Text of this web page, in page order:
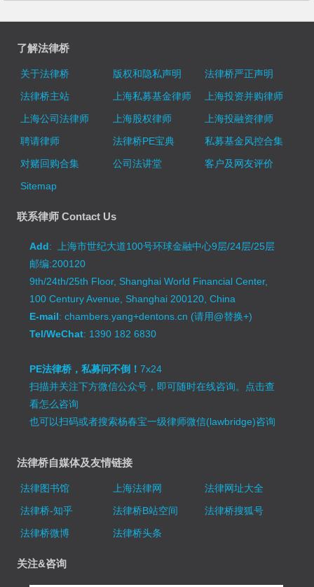
了解法律桥
关于法律桥 版权和隐私声明
法律桥严正声明
法律桥主站
上海私募基金律师
上海投资并购律师
上海公司法律师
上海股权律师
上海投融资律师
聘请律师
法律桥PE宝典
私募基金风控合集
对赌回购合集
公司法讲堂
客户及网友评价
Sitemap
联系律师 Contact Us
Add: 上海市世纪大道100号环球金融中心9层/24层/25层
邮编:200120
9th/24th/25th Floor, Shanghai World Financial Center,
100 Century Avenue, Shanghai 200120, China
E-mail: chambers.yang+dentons.cn (请用@替换+)
Tel/WeChat: 1390 182 6830
PE法律桥，私募问不倒！7x24
扫描并关注下方微信公众号，即可随时在线咨询。 点击查
看怎么咨询
也可以扫码或者搜索杨春宝一级律师微信(lawbridge)咨询
法律桥自媒体及友情链接
法律图书馆 上海法律网
法律网址大全
法律桥-知乎
法律桥B站空间
法律桥搜狐号
法律桥微博
法律桥头条
关注&咨询